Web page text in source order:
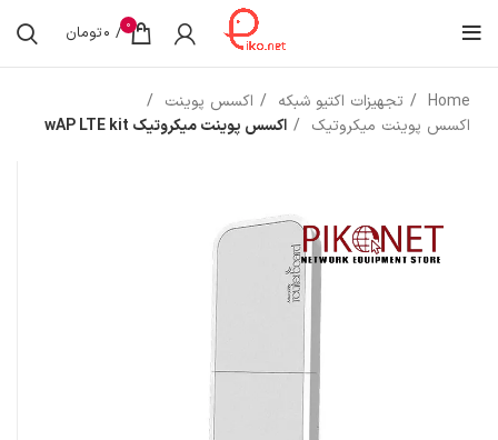
0
/
0تومان
Home تجهیزات اکتیو شبکه
اکسس پوینت
اکسس پوینت میکروتیک
اکسس پوینت میکروتیک wAP LTE kit